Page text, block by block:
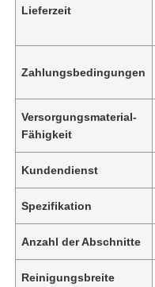
Lieferzeit
Zahlungsbedingungen
Versorgungsmaterial-
Fähigkeit
Kundendienst
Spezifikation
Anzahl der Abschnitte
Reinigungsbreite